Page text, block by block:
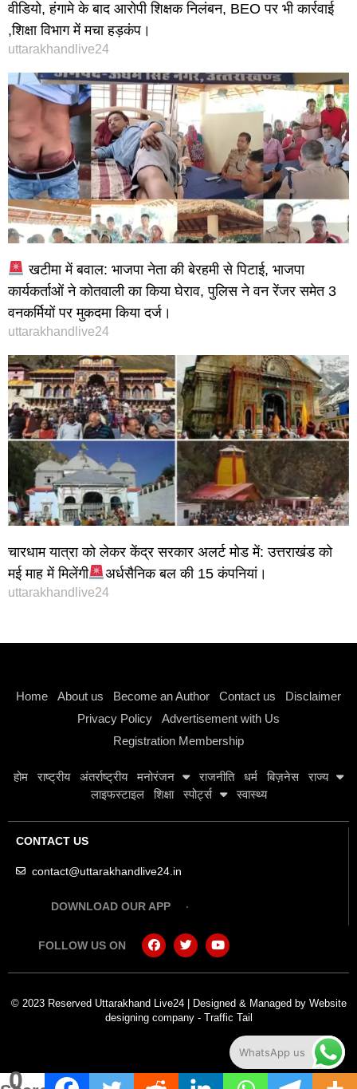
0
वीडियो, हंगामे के बाद आरोपी शिक्षक निलंबन, BEO पर भी कार्रवाई
,शिक्षा विभाग में मचा हड़कंप।
uttarakhandlive24
खटीमा में बवाल: भाजपा नेता की बेरहमी से पिटाई, भाजपा
कार्यकर्ताओं ने कोतवाली का किया घेराव, पुलिस ने वन रेंजर समेत 3
वनकर्मियों पर मुकदमा किया दर्ज।
uttarakhandlive24
चारधाम यात्रा को लेकर केंद्र सरकार अलर्ट मोड में: उत्तराखंड को
मई माह में मिलेंगी
अर्धसैनिक बल की 15 कंपनियां।
uttarakhandlive24
Home About us Become an Author Contact us
Disclaimer
Privacy Policy
Advertisement with Us
Registration Membership
होम राष्ट्रीय अंतर्राष्ट्रीय मनोरंजन राजनीति धर्म बिज़नेस
राज्य
लाइफस्टाइल
शिक्षा स्पोर्ट्स स्वास्थ्य
CONTACT US
contact@uttarakhandlive24.in
DOWNLOAD OUR APP
FOLLOW US ON
© 2023 Reserved Uttarakhand Live24 | Designed & Managed by Website
designing company- Traffic Tail
WhatsApp us